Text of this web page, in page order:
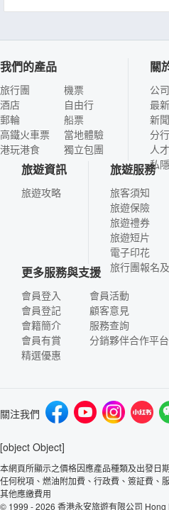
我們的產品
旅行團
酒店
郵輪
高鐵火車票
港玩港食
機票
自由行
船票
當地體驗
獨立包團
關
公
最
新
分
人
私
旅遊資訊
旅遊攻略
旅遊服務
旅客須知
旅遊保險
旅遊禮券
旅遊短片
電子印花
旅行團報名
更多服務與支援
會員登入
會員登記
會籍簡介
會員有賞
精選優惠
會員活動
顧客意見
服務查詢
分銷夥伴合作平台
關注我們
[object Object]
本網頁所顯示之價格因應產品種類及出發日
任何稅項、燃油附加費、行政費、簽証費、
其他應繳費用
© 1999 - 2026 香港永安旅遊有限公司 Hong